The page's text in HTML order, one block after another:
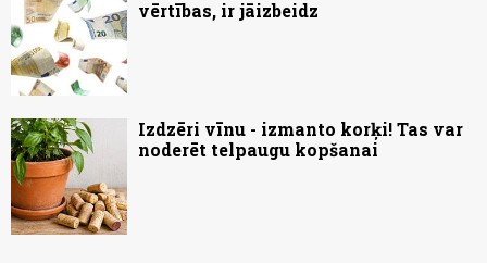
vērtības, ir jāizbeidz
Izdzēri vīnu - izmanto korķi! Tas var
noderēt telpaugu kopšanai